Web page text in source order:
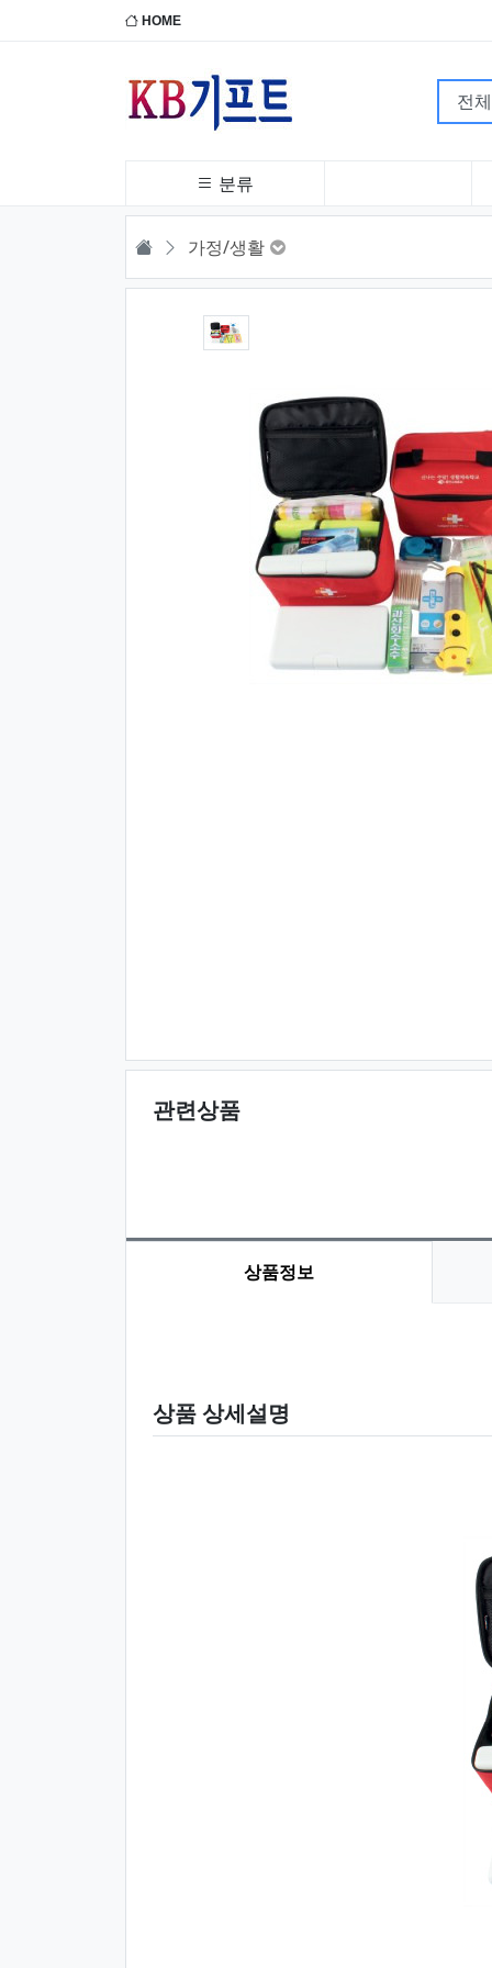
HOME
분류
HOME 가정/생활
관련상품
상품정보
상품 상세설명